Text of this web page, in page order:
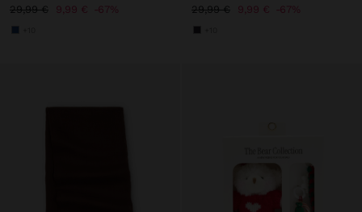
29,99 €
9,99 € 67%
29,99 €
9,99 € 67%